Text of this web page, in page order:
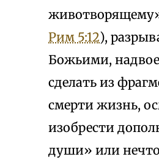
Рим 5:12),
Божьими,
сделать из
смерти жизнь,
изобрести
души» или